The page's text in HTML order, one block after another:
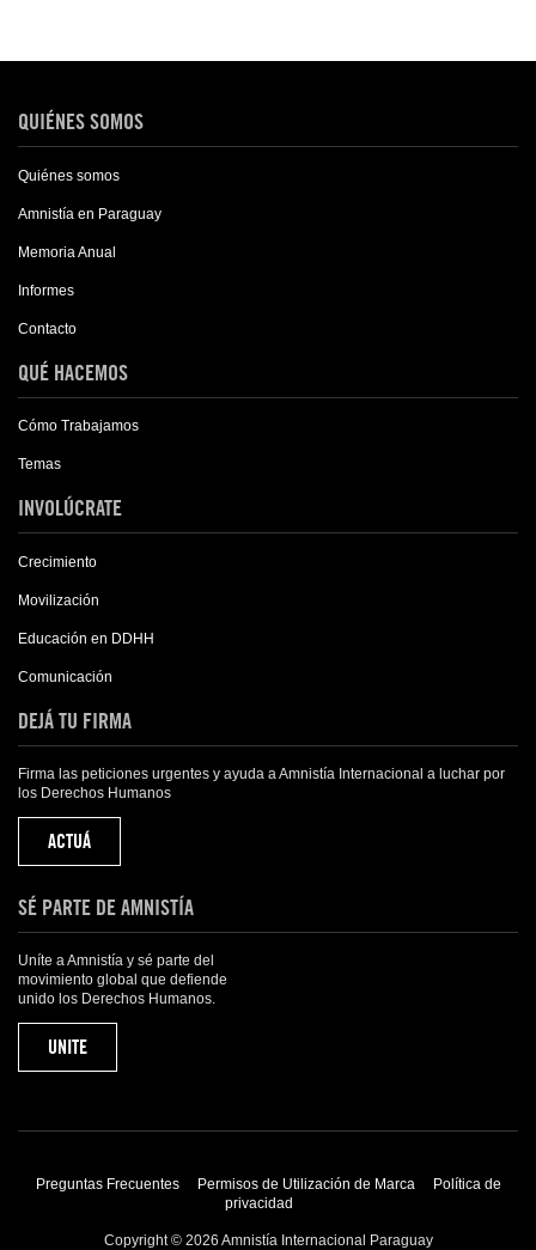
QUIÉNES SOMOS
Quiénes somos
Amnistía en Paraguay
Memoria Anual
Informes
Contacto
QUÉ HACEMOS
Cómo Trabajamos
Temas
INVOLÚCRATE
Crecimiento
Movilización
Educación en DDHH
Comunicación
DEJÁ TU FIRMA
Firma las peticiones urgentes y ayuda a Amnistía Internacional a luchar por
los Derechos Humanos
ACTUÁ
SÉ PARTE DE AMNISTÍA
Uníte a Amnistía y sé parte del
movimiento global que defiende
unido los Derechos Humanos.
UNITE
Preguntas Frecuentes Permisos de Utilización de Marca
Política de
privacidad
Copyright © 2026 Amnistía Internacional Paraguay